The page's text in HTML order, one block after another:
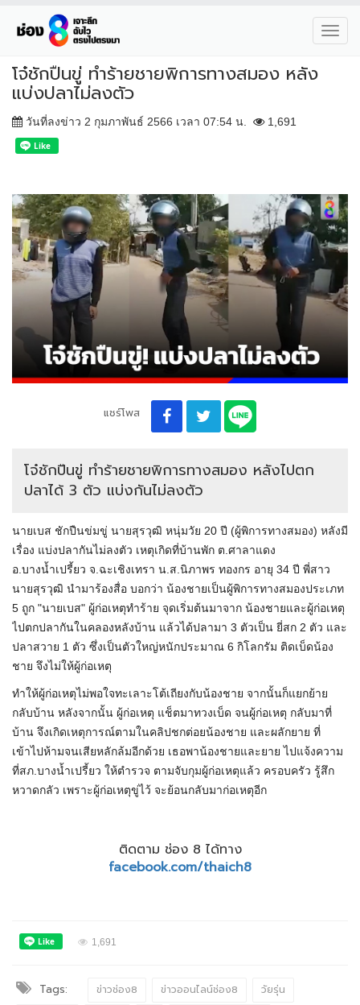
โจ๋ชักปืนขู่ ทำร้ายชายพิการทางสมอง หลัง
แบ่งปลาไม่ลงตัว
วันที่ลงข่าว 2 กุมภาพันธ์ 2566 เวลา 07:54 น. 1,691
แชร์โพส
โจ๋ชักปืนขู่ ทำร้ายชายพิการทางสมอง หลังไปตก
ปลาได้ 3 ตัว แบ่งกันไม่ลงตัว
นายเบส ชักปืนข่มขู่ นายสุรวุฒิ หนุ่มวัย 20 ปี (ผู้พิการทางสมอง) หลังมี
เรื่อง แบ่งปลากันไม่ลงตัว เหตุเกิดที่บ้านพัก ต.ศาลาแดง
อ.บางน้ำเปรี้ยว จ.ฉะเชิงเทรา น.ส.นิภาพร ทองกร อายุ 34 ปี พี่สาว
นายสุรวุฒิ นำมาร้องสื่อ บอกว่า น้องชายเป็นผู้พิการทางสมองประเภท
5 ถูก "นายเบส" ผู้ก่อเหตุทำร้าย จุดเริ่มต้นมาจาก น้องชายและผู้ก่อเหตุ
ไปตกปลากันในคลองหลังบ้าน แล้วได้ปลามา 3 ตัวเป็น ยี่สก 2 ตัว และ
ปลาสวาย 1 ตัว ซึ่งเป็นตัวใหญ่หนักประมาณ 6 กิโลกรัม ติดเบ็ดน้อง
ชาย จึงไม่ให้ผู้ก่อเหตุ
ทำให้ผู้ก่อเหตุไม่พอใจทะเลาะโต้เถียงกับน้องชาย จากนั้นก็แยกย้าย
กลับบ้าน หลังจากนั้น ผู้ก่อเหตุ แช็ตมาทวงเบ็ด จนผู้ก่อเหตุ กลับมาที่
บ้าน จึงเกิดเหตุการณ์ตามในคลิปชกต่อยน้องชาย และผลักยาย ที่
เข้าไปห้ามจนเสียหลักล้มอีกด้วย เธอพาน้องชายและยาย ไปแจ้งความ
ที่สภ.บางน้ำเปรี้ยว ให้ตำรวจ ตามจับกุมผู้ก่อเหตุแล้ว ครอบครัว รู้สึก
หวาดกลัว เพราะผู้ก่อเหตุขู่ไว้ จะย้อนกลับมาก่อเหตุอีก
ติดตาม ช่อง 8 ได้ทาง
facebook.com/thaich8
1,691
Tags: ข่าวช่อง8 ข่าวออนไลน์ช่อง8
วัยรุ่น